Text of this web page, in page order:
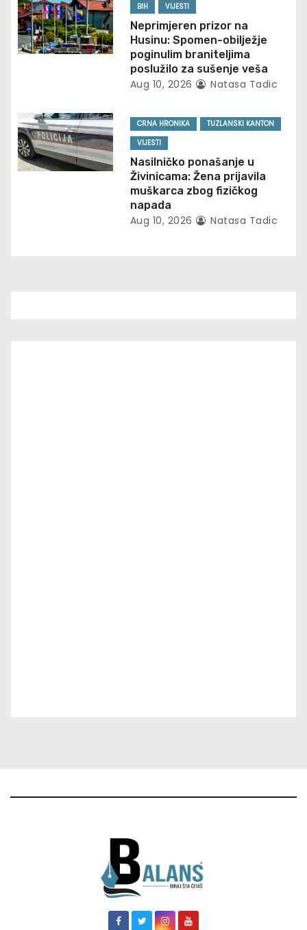
t
i
BIH VIJESTI
Neprimjeren prizor na
Husinu: Spomen-obilježje
poginulim braniteljima
poslužilo za sušenje veša
Aug 10, 2026 Natasa Tadic
CRNA HRONIKA
TUZLANSKI KANTON
VIJESTI
Nasilničko ponašanje u
Živinicama: Žena prijavila
muškarca zbog fizičkog
napada
Aug 10, 2026 Natasa Tadic